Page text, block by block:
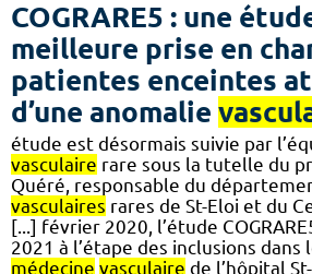
COGRARE5 : une
meilleure prise en
patientes enceintes
d’une anomalie
étude est désormais suivie par
vasculaire rare sous la tutelle du
Quéré, responsable du
vasculaires rares de St-Eloi et du
[...] février 2020, l’étude
2021 à l’étape des inclusions dans
médecine vasculaire de l’hôpital